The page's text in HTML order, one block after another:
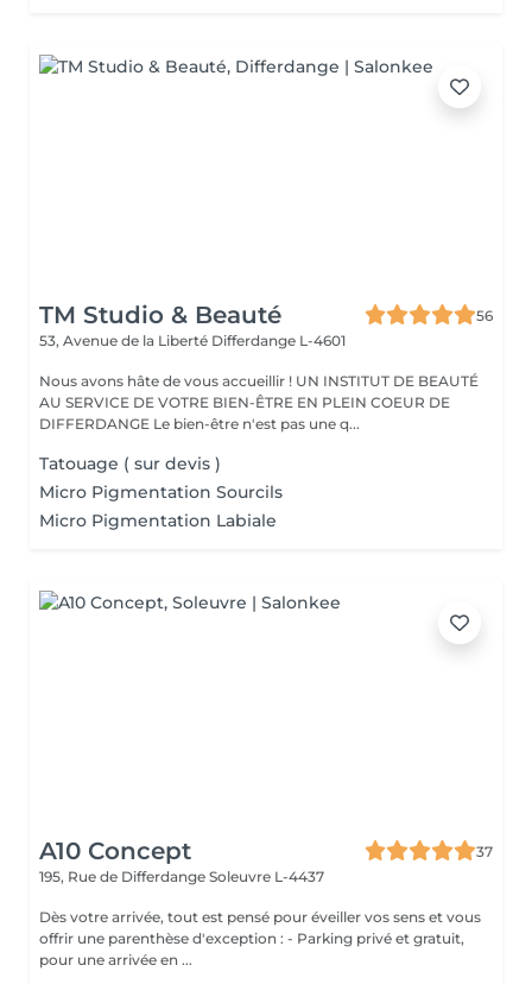
TM Studio & Beauté
56
53, Avenue de la Liberté Differdange L-4601
Nous avons hâte de vous accueillir ! UN INSTITUT DE BEAUTÉ
AU SERVICE DE VOTRE BIEN-ÊTRE EN PLEIN COEUR DE
DIFFERDANGE Le bien-être n'est pas une q...
Tatouage ( sur devis )
Micro Pigmentation Sourcils
Micro Pigmentation Labiale
A10 Concept
37
195, Rue de Differdange Soleuvre L-4437
Dès votre arrivée, tout est pensé pour éveiller vos sens et vous
offrir une parenthèse d'exception : - Parking privé et gratuit,
pour une arrivée en ...